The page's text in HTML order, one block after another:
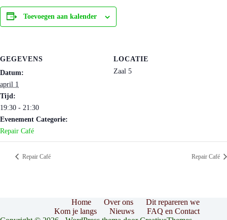
Toevoegen aan kalender
GEGEVENS
Datum:
april 1
Tijd:
19:30 - 21:30
Evenement Categorie:
Repair Café
LOCATIE
Zaal 5
Repair Café Repair Café
Home Over ons
Dit repareren we
Kom je langs
Nieuws
FAQ en Contact